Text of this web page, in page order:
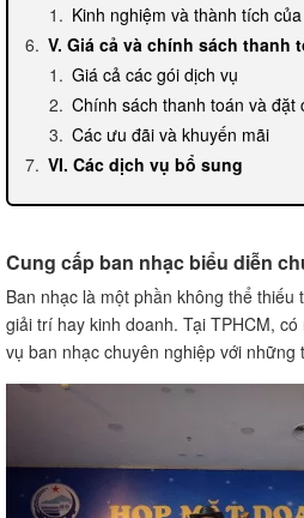
Kinh nghiệm và thành tích
V. Giá cả và chính sách thanh
Giá cả các gói dịch vụ
Chính sách thanh toán và đặt
Các ưu đãi và khuyến mãi
VI. Các dịch vụ bổ sung
Cung cấp ban nhạc biểu diễn
Ban nhạc là một phần không thể thiếu
giải trí hay kinh doanh. Tại TPHCM,
vụ ban nhạc chuyên nghiệp với những